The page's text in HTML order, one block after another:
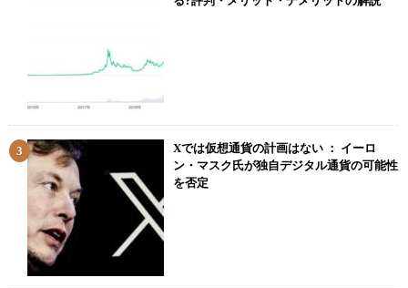
Xでは仮想通貨の計画はない ： イーロ
ン・マスク氏が独自デジタル通貨の可能性
を否定